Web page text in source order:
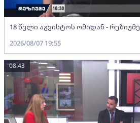
18 წელი აგვისტოს ომიდან - რეზიუმე
2026/08/07 19:55
08:43